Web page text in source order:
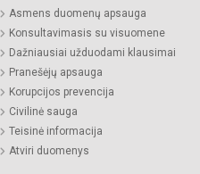
Asmens duomenų apsauga
Konsultavimasis su visuomene
Dažniausiai užduodami klausimai
Pranešėjų apsauga
Korupcijos prevencija
Civilinė sauga
Teisinė informacija
Atviri duomenys